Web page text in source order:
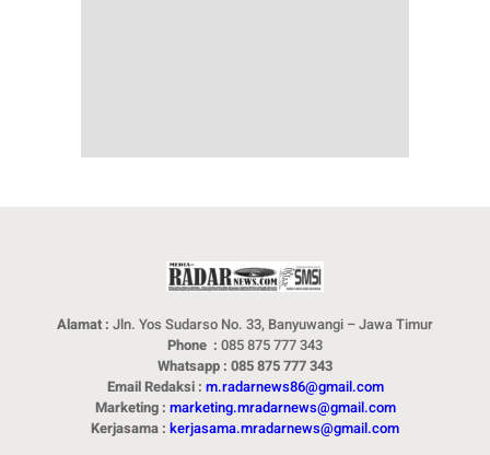
Alamat : Jln. Yos Sudarso No. 33, Banyuwangi – Jawa Timur
Phone : 085 875 777 343
Whatsapp : 085 875 777 343
Email Redaksi : m.radarnews86@gmail.com
Marketing : marketing.mradarnews@gmail.com
Kerjasama : kerjasama.mradarnews@gmail.com